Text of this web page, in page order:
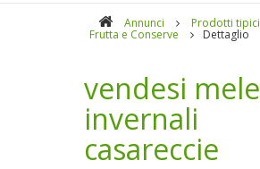
Annunci Prodotti tipici
Frutta e Conserve Dettaglio
vendesi mele
invernali
casareccie